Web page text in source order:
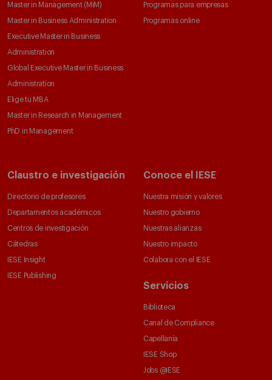
Master in Management (MiM)
Master in Business Administration
Executive Master in Business
Administration
Global Executive Master in Business
Administration
Elige tu MBA
Master in Research in Management
PhD in Management
Programas para empresas
Programas online
Claustro e investigación
Directorio de profesores
Departamentos académicos
Centros de investigación
Cátedras
IESE Insight
IESE Publishing
Conoce el IESE
Nuestra misión y valores
Nuestro gobierno
Nuestras alianzas
Nuestro impacto
Colabora con el IESE
Servicios
Biblioteca
Canal de Compliance
Capellanía
IESE Shop
Jobs @IESE